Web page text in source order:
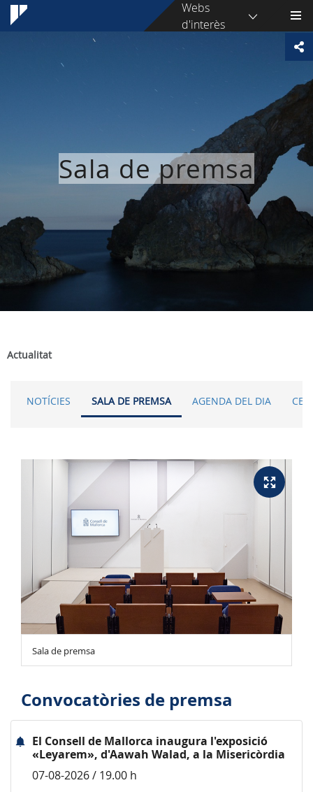
Webs
d'interès
Sala de premsa
Actualitat
NOTÍCIES SALA DE PREMSA AGENDA DEL DIA
Sala de premsa
Convocatòries de premsa
El Consell de Mallorca inaugura l'exposició
«Leyarem», d'Aawah Walad, a la Misericòrdia
07-08-2026 / 19.00 h